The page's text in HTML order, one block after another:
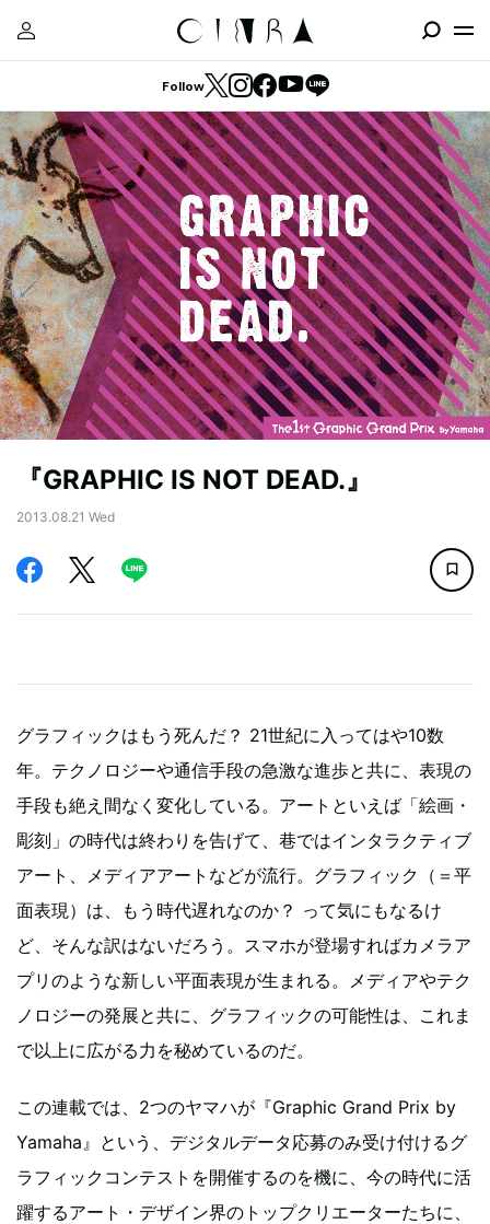
Follow
『GRAPHIC IS NOT DEAD.』
2013.08.21 Wed
グラフィックはもう死んだ？ 21世紀に入ってはや10数
年。テクノロジーや通信手段の急激な進歩と共に、表現の
手段も絶え間なく変化している。アートといえば「絵画・
彫刻」の時代は終わりを告げて、巷ではインタラクティブ
アート、メディアアートなどが流行。グラフィック（＝平
面表現）は、もう時代遅れなのか？ って気にもなるけ
ど、そんな訳はないだろう。スマホが登場すればカメラア
プリのような新しい平面表現が生まれる。メディアやテク
ノロジーの発展と共に、グラフィックの可能性は、これま
で以上に広がる力を秘めているのだ。
この連載では、2つのヤマハが『Graphic Grand Prix by
Yamaha』という、デジタルデータ応募のみ受け付けるグ
ラフィックコンテストを開催するのを機に、今の時代に活
躍するアート・デザイン界のトップクリエーターたちに、